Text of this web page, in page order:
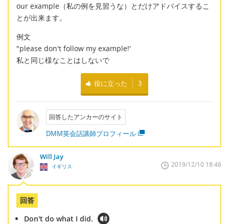
our example（私の例を見習うな）とだけアドバイスするこ
とが出来ます。
例文
"please don't follow my example!'
私と同じ様なことはしないで
役に立った 3
回答したアンカーのサイト
DMM英会話講師プロフィール
Will Jay
イギリス 2019/12/10 18:46
回答
Don't do what I did.